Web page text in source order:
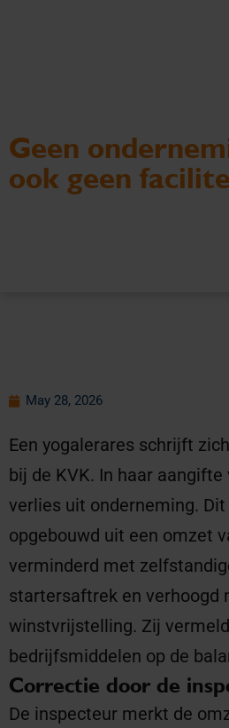
Geen
ook geen
May 28, 2026
Een yogalerares schrijft
bij de KVK. In haar
verlies uit onderneming. Dit
opgebouwd uit een omzet
verminderd met
startersaftrek en verhoogd
winstvrijstelling. Zij
bedrijfsmiddelen op de
Correctie door de
De inspecteur merkt de